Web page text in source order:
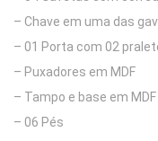
– Chave em uma das
– 01 Porta com 02
– Puxadores em MDF
– Tampo e base em
– 06 Pés